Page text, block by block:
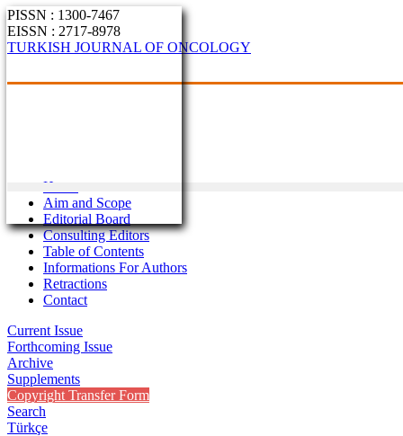
PISSN : 1300-7467
EISSN : 2717-8978
TURKISH JOURNAL OF ONCOLOGY
Home
Aim and Scope
Editorial Board
Consulting Editors
Table of Contents
Informations For Authors
Retractions
Contact
Current Issue
Forthcoming Issue
Archive
Supplements
Copyright Transfer Form
Search
Türkçe